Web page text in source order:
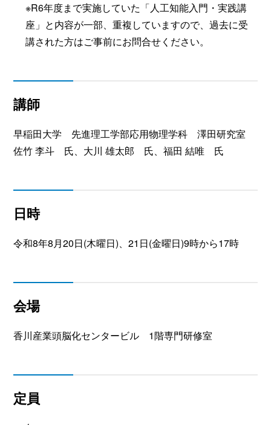
※R6年度まで実施していた「人工知能入門・実践講
座」と内容が一部、重複していますので、過去に受
講された方はご事前にお問合せください。
講師
早稲田大学 先進理工学部応用物理学科 澤田研究室
佐竹 李斗 氏、大川 雄太郎 氏、福田 結唯 氏
日時
令和8年8月20日(木曜日)、21日(金曜日)9時から17時
会場
香川産業頭脳化センタービル 1階専門研修室
定員